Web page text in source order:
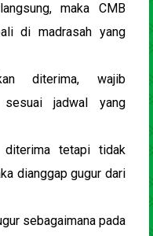
maka CMB
di madrasah yang
diterima, wajib
jadwal yang
diterima tetapi tidak
dianggap gugur dari
sebagaimana pada